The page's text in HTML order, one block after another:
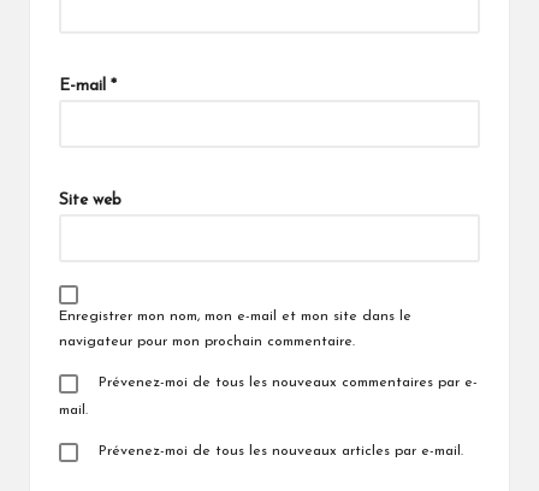
E-mail *
Site web
Enregistrer mon nom, mon e-mail et mon site dans le
navigateur pour mon prochain commentaire.
Prévenez-moi de tous les nouveaux commentaires par e-
mail.
Prévenez-moi de tous les nouveaux articles par e-mail.